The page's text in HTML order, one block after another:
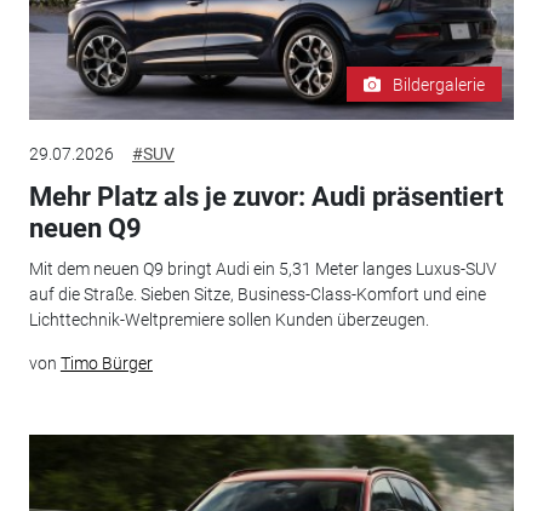
Bildergalerie
29.07.2026 #SUV
Mehr Platz als je zuvor: Audi präsentiert
neuen Q9
Mit dem neuen Q9 bringt Audi ein 5,31 Meter langes Luxus-SUV
auf die Straße. Sieben Sitze, Business-Class-Komfort und eine
Lichttechnik-Weltpremiere sollen Kunden überzeugen.
von Timo Bürger